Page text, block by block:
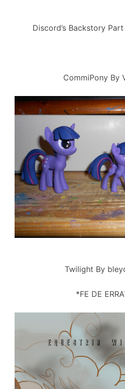
Discord’s Backstory
CommiPony By
Twilight By
*FE DE